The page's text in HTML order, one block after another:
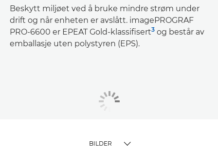
Beskytt miljøet ved å bruke mindre strøm under
drift og når enheten er avslått. imagePROGRAF
PRO-6600 er EPEAT Gold-klassifisert3 og består av
emballasje uten polystyren (EPS).
BILDER